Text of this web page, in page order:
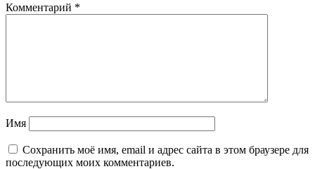
Комментарий *
Имя
Сохранить моё имя, email и адрес сайта в этом браузере для
последующих моих комментариев.